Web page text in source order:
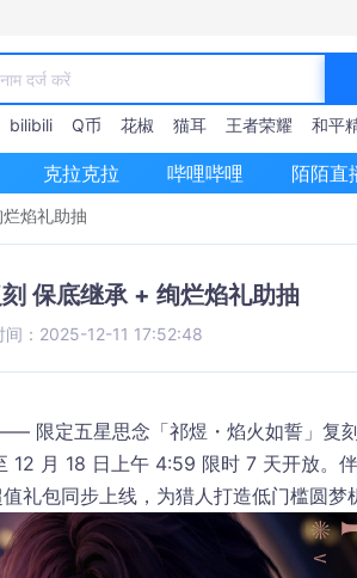
bilibili Q币 花椒 猫耳 王者荣耀 和平
克拉克拉 哔哩哔哩 陌陌直
焰礼助抽
保底继承 + 绚烂焰礼助抽
间：2025-12-11 17:52:48
限定五星思念「祁煜・焰火如誓」复
12 月 18 日上午 4:59 限时 7 天开放。
礼包同步上线，为猎人打造低门槛圆梦